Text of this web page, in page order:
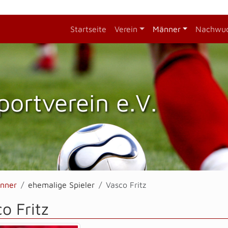
Startseite Verein Männer
e.V.
ehemalige Spieler Vasco Fritz
Fritz